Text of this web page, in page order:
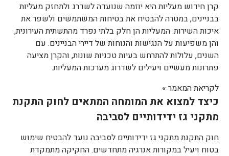
קרן חידוש מעליות היא יוזמה שנועדה לשדרג ולתחזק מעליות
בבניינים, במטרה להבטיח את בטיחות המשתמשים ולשפר את
איכות השירות. המעליות הן חלק בלתי נפרד מהתשתית העירונית,
והן משפיעות על הנגישות והנוחות של דיירי הבניינים. עם
השנים, עלולות להתרחש בעיות טכניות שונות, והקרן מציעה
פתרונות מעשיים ויעילים לשדרוג מערכות המעליות.
לקריאת המאמר »
כיצד למצוא את המומחה המתאים לחוק התקנת
מתקני גז ידידותיים לסביבה
חוק התקנת מתקני גז ידידותיים לסביבה נועד להבטיח שימוש
בטוח ויעיל במקורות אנרגיה מתחדשים. החקיקה מתמקדת